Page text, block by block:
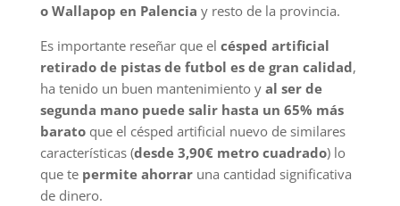
o Wallapop en Palencia y resto de la provincia.
Es importante reseñar que el césped artificial
retirado de pistas de futbol es de gran calidad,
ha tenido un buen mantenimiento y al ser de
segunda mano puede salir hasta un 65% más
baratoque el césped artificial nuevo de similares
características (desde 3,90€ metro cuadrado) lo
que te permite ahorraruna cantidad significativa
de dinero.